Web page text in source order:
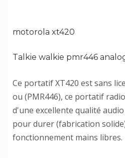
motorola xt420
Talkie walkie pmr446
Ce portatif XT420 est sans
ou (PMR446), ce portatif
d'une excellente qualité
pour durer (fabrication
fonctionnement mains libres.